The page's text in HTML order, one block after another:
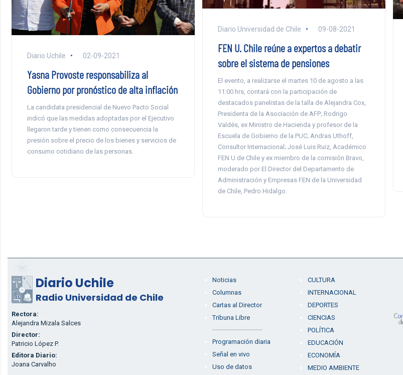
Diario Uchile 02-09-2021
Yasna Provoste responsabiliza al
Gobierno por pronóstico de alta inflación
La candidata presidencial de Nuevo Pacto Social
indicó que las medidas adoptadas por el Ejecutivo
llegaron tarde y tienen como consecuencia la
presión sobre el precio de los bienes y servicios de
consumo cotidiano de las personas.
Diario Universidad de Chile 09-08-2021
FEN U. Chile reúne a expertos a debatir
sobre el sistema de pensiones
El evento, a realizarse el martes 10 de agosto a las
11:00 hrs, contará con la participación de
destacados panelistas de la talla de Alejandra Cox,
Presidenta de la Asociación de AFP; Rodrigo
Valdés, ex Ministro de Hacienda y profesor de la
Escuela de Gobierno de la PUC; Andras Uthoff,
Consultor Internacional; José Luis Ruiz, Académico
FEN U de Chile y ex miembro de la comisión Bravo,
moderado por El Director del Departamento de
Administración y Empresas FEN de la Universidad
de Chile, Pedro Hidalgo.
Diario Uchile
Radio Universidad de Chile
Rectora:
Alejandra Mizala Salces
Director:
Patricio López P.
Editora Diario:
Joana Carvalho
Noticias
Columnas
Cartas al Director
Tribuna Libre
Programación diaria
Señal en vivo
Uso de datos
CULTURA
INTERNACIONAL
DEPORTES
CIENCIAS
POLÍTICA
EDUCACIÓN
ECONOMÍA
MEDIO AMBIENTE